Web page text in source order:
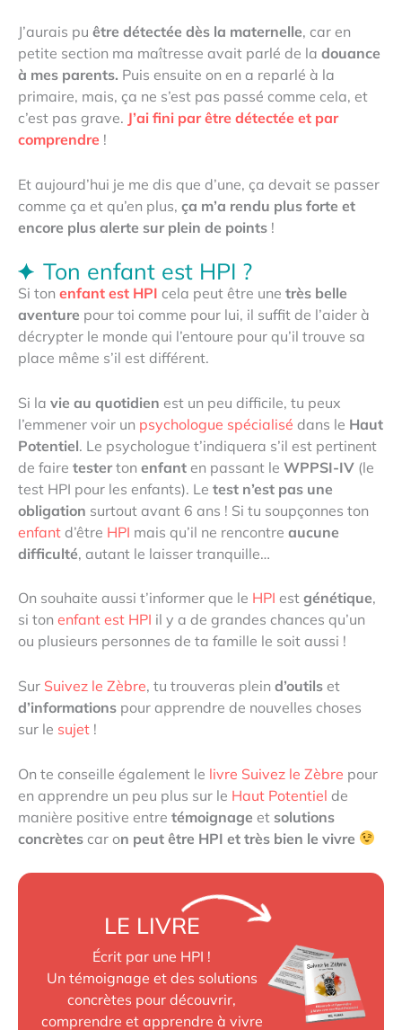
J’aurais pu être détectée dès la maternelle, car en
petite section ma maîtresse avait parlé de la douance
à mes parents. Puis ensuite on en a reparlé à la
primaire, mais, ça ne s’est pas passé comme cela, et
c’est pas grave. J’ai fini par être détectée et par
comprendre !
Et aujourd’hui je me dis que d’une, ça devait se passer
comme ça et qu’en plus, ça m’a rendu plus forte et
encore plus alerte sur plein de points !
Ton enfant est HPI ?
Si ton enfant est HPI cela peut être une très belle
aventure pour toi comme pour lui, il suffit de l’aider à
décrypter le monde qui l’entoure pour qu’il trouve sa
place même s’il est différent.
Si la vie au quotidien est un peu difficile, tu peux
l’emmener voir un psychologue spécialisé dans le Haut
Potentiel. Le psychologue t’indiquera s’il est pertinent
de faire testerton enfant en passant le WPPSI-IV (le
test HPI pour les enfants). Le test n’est pas une
obligation surtout avant 6 ans ! Si tu soupçonnes ton
enfant d’être HPI mais qu’il ne rencontre aucune
difficulté, autant le laisser tranquille…
On souhaite aussi t’informer que le HPI est génétique,
si ton enfant est HPI il y a de grandes chances qu’un
ou plusieurs personnes de ta famille le soit aussi !
Sur Suivez le Zèbre, tu trouveras plein d’outils et
d’informations pour apprendre de nouvelles choses
sur le sujet !
On te conseille également le livre Suivez le Zèbre pour
en apprendre un peu plus sur le Haut Potentiel de
manière positive entre témoignage et solutions
concrètes car on peut être HPI et très bien le vivre
LE LIVRE
Écrit par une HPI !
Un témoignage et des solutions
concrètes pour découvrir,
comprendre et apprendre à vivre